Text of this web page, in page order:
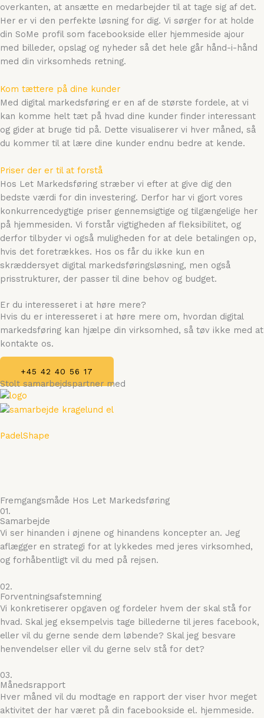
overkanten, at ansætte en medarbejder til at tage sig af det.
Her er vi den perfekte løsning for dig. Vi sørger for at holde
din SoMe profil som facebookside eller hjemmeside ajour
med billeder, opslag og nyheder så det hele går hånd-i-hånd
med din virksomheds retning.
Kom tættere på dine kunder
Med digital markedsføring er en af de største fordele, at vi
kan komme helt tæt på hvad dine kunder finder interessant
og gider at bruge tid på. Dette visualiserer vi hver måned, så
du kommer til at lære dine kunder endnu bedre at kende.
Priser der er til at forstå
Hos Let Markedsføring stræber vi efter at give dig den
bedste værdi for din investering. Derfor har vi gjort vores
konkurrencedygtige priser gennemsigtige og tilgængelige her
på hjemmesiden. Vi forstår vigtigheden af fleksibilitet, og
derfor tilbyder vi også muligheden for at dele betalingen op,
hvis det foretrækkes. Hos os får du ikke kun en
skræddersyet digital markedsføringsløsning, men også
prisstrukturer, der passer til dine behov og budget.
Er du interesseret i at høre mere?
Hvis du er interesseret i at høre mere om, hvordan digital
markedsføring kan hjælpe din virksomhed, så tøv ikke med at
kontakte os.
+45 42 40 56 17
Stolt samarbejdspartner med
PadelShape
Fremgangsmåde Hos Let Markedsføring
01.
Samarbejde
Vi ser hinanden i øjnene og hinandens koncepter an. Jeg
aflægger en strategi for at lykkedes med jeres virksomhed,
og forhåbentligt vil du med på rejsen.
02.
Forventningsafstemning
Vi konkretiserer opgaven og fordeler hvem der skal stå for
hvad. Skal jeg eksempelvis tage billederne til jeres facebook,
eller vil du gerne sende dem løbende? Skal jeg besvare
henvendelser eller vil du gerne selv stå for det?
03.
Månedsrapport
Hver måned vil du modtage en rapport der viser hvor meget
aktivitet der har været på din facebookside el. hjemmeside.